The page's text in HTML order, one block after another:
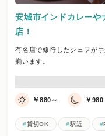
安城市インドカレーや
店！
有名店で修行したシェフが
揃います。
￥880～ ￥980
貸切OK 駅近